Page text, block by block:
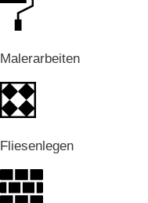
Malerarbeiten
Fliesenlegen